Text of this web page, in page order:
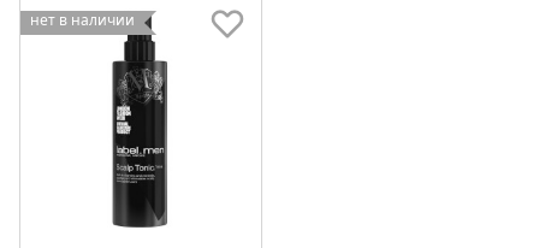
нет в наличии